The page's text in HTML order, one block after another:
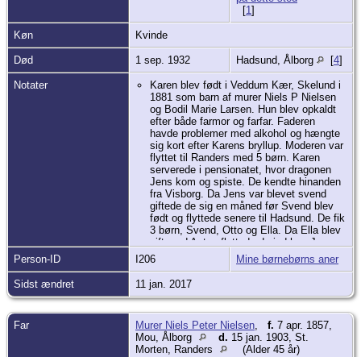
[1]
Køn Kvinde
Død 1 sep. 1932 Hadsund, Ålborg [4]
Notater
Karen blev født i Veddum Kær, Skelund i
1881 som barn af murer Niels P Nielsen
og Bodil Marie Larsen. Hun blev opkaldt
efter både farmor og farfar. Faderen
havde problemer med alkohol og hængte
sig kort efter Karens bryllup. Moderen var
flyttet til Randers med 5 børn. Karen
serverede i pensionatet, hvor dragonen
Jens kom og spiste. De kendte hinanden
fra Visborg. Da Jens var blevet svend
giftede de sig en måned før Svend blev
født og flyttede senere til Hadsund. De fik
3 børn, Svend, Otto og Ella. Da Ella blev
gift med Anton flyttede de ind hos Jens
og Karen. Tove, Frede og Bente blev født
i huset på Storegade.
Da Anton og Ella blev skilt i 1931 var
Karen mor for pigerne et lille års tid til de
flyttede. Karen døde som 51 årig.
Person-ID I206 Mine børnebørns aner
Sidst ændret 11 jan. 2017
Far Murer Niels Peter Nielsen, f. 7 apr. 1857,
Mou, Ålborg
d. 15 jan. 1903, St.
Morten, Randers
(Alder 45 år)